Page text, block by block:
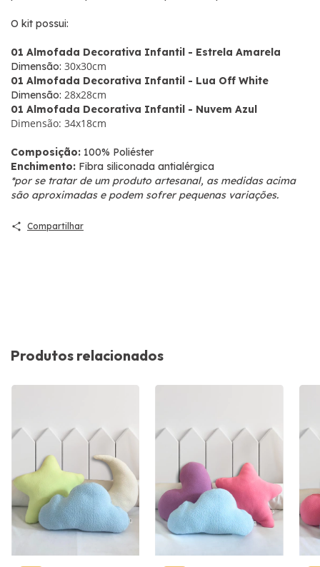
O kit possui:
01 Almofada Decorativa Infantil - Estrela Amarela
Dimensão: 30x30cm
01 Almofada Decorativa Infantil - Lua Off White
Dimensão: 28x28cm
01 Almofada Decorativa Infantil - Nuvem Azul
Dimensão: 34x18cm
Composição: 100% Poliéster
Enchimento: Fibra siliconada antialérgica
*por se tratar de um produto artesanal, as medidas acima
são aproximadas e podem sofrer pequenas variações.
Compartilhar
Produtos relacionados